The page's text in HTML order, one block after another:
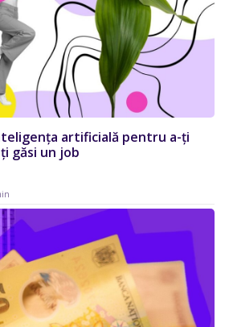
artificială pentru a-ți
găsi un job